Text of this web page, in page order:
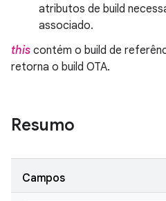
atributos de build
associado.
this contém o build de
retorna o build OTA.
Resumo
Campos